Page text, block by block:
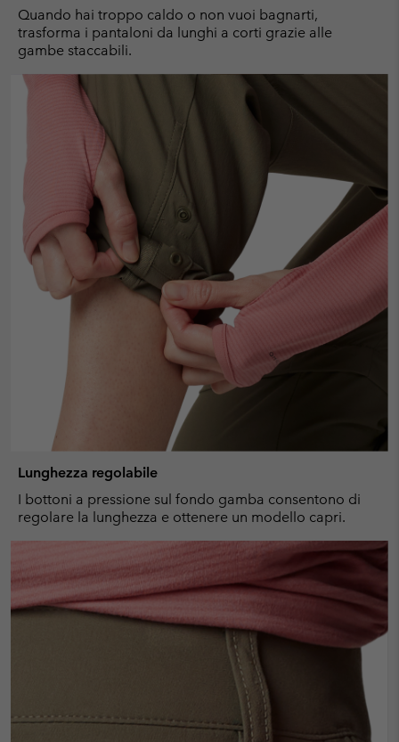
Quando hai troppo caldo o non vuoi bagnarti,
trasforma i pantaloni da lunghi a corti grazie alle
gambe staccabili.
Lunghezza regolabile
I bottoni a pressione sul fondo gamba consentono di
regolare la lunghezza e ottenere un modello capri.